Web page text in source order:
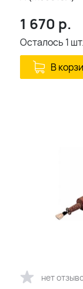
1 670 р.
Осталось 1 шт.
В
нет